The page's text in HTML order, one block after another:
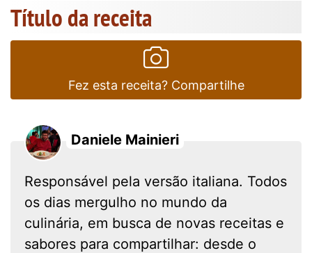
Título da receita
Fez esta receita? Compartilhe
Daniele Mainieri
Responsável pela versão italiana. Todos
os dias mergulho no mundo da
culinária, em busca de novas receitas e
sabores para compartilhar: desde o